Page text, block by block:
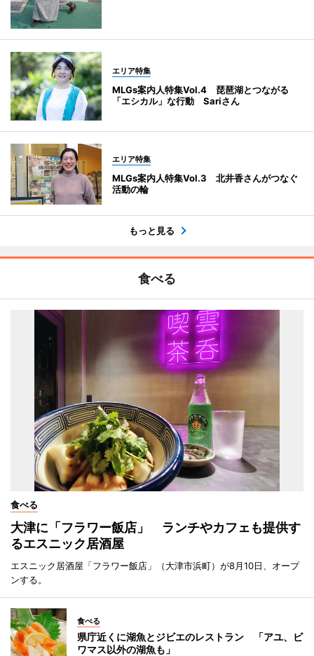
エリア特集
MLGs案内人特集Vol.4 琵琶湖とつながる
「エシカル」な行動 Sariさん
エリア特集
MLGs案内人特集Vol.3 北井香さんがつなぐ
活動の輪
もっと見る
食べる
食べる
大津に「フラワー飯店」 ランチやカフェも提供す
るエスニック居酒屋
エスニック居酒屋「フラワー飯店」（大津市浜町）が8月10日、オープ
ンする。
食べる
県庁近くに湖魚とジビエのレストラン 「アユ、ビ
ワマス以外の湖魚も」